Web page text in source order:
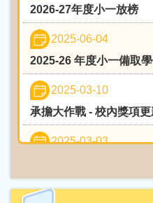
2026-27年度小一放榜
2025-06-04
2025-26 年度小一備取
2025-03-10
承擔大作戰 - 校內獎項更
2025-03-03
香港博雅學術才藝協會
校外獎項更新